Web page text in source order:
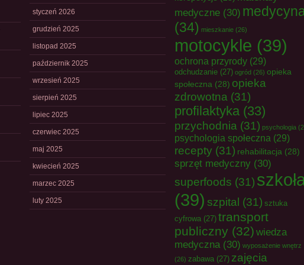
styczeń 2026
grudzień 2025
listopad 2025
październik 2025
wrzesień 2025
sierpień 2025
lipiec 2025
czerwiec 2025
maj 2025
kwiecień 2025
marzec 2025
luty 2025
medyczne (30)
(34) mieszkanie (26)
motocykle (39)
ochrona przyrody (29)
odchudzanie (27) ogród (26) opieka
społeczna (28) opieka
zdrowotna (31)
profilaktyka (33)
przychodnia (31) psychologia
psychologia społeczna (29)
recepty (31) rehabilitacja (28)
sprzęt medyczny (30)
superfoods (31)
(39) szpital (31) sztuka
cyfrowa (27) transport
publiczny (32) wiedza
medyczna(30) wyposażenie wnętrz
(26) zabawa (27) zajęcia